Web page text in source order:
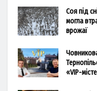
Соя під
могла
врожаї
«VIP-